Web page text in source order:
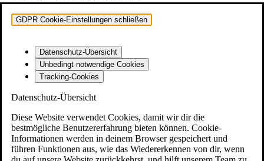
GDPR Cookie-Einstellungen schließen
Datenschutz-Übersicht
Unbedingt notwendige Cookies
Tracking-Cookies
Datenschutz-Übersicht
Diese Website verwendet Cookies, damit wir dir die
bestmögliche Benutzererfahrung bieten können. Cookie-
Informationen werden in deinem Browser gespeichert und
führen Funktionen aus, wie das Wiedererkennen von dir, wenn
Kon­takt & Feedback
Impres­sum
Spin­Zi­ne
Jugend­li­che und jun­ge Erwachsene
Öff­nungs­zei­ten, Ange­bo­te, Pro­jek­te, Aktio­nen,
Veranstaltungen